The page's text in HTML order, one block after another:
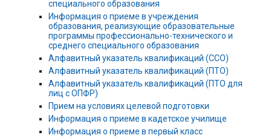
специального образования
Информация о приеме в учреждения
образования, реализующие образовательные
программы профессионально-технического и
среднего специального образования
Алфавитный указатель квалификаций (ССО)
Алфавитный указатель квалификаций (ПТО)
Алфавитный указатель квалификаций (ПТО для
лиц с ОПФР)
Прием на условиях целевой подготовки
Информация о приеме в кадетское училище
Информация о приеме в первый класс